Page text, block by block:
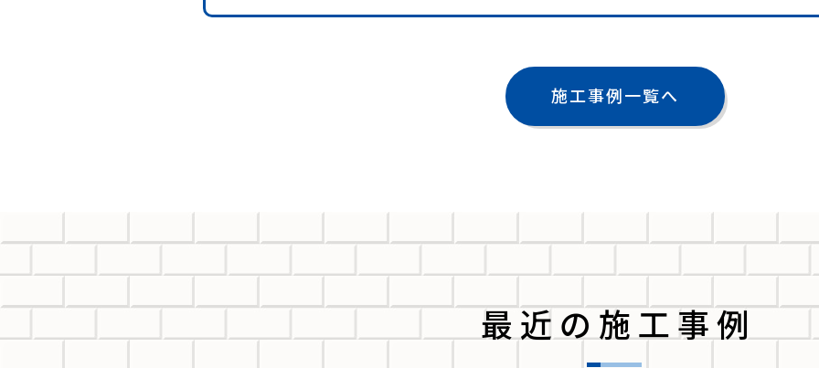
施工事例一覧へ
最近の施工事例